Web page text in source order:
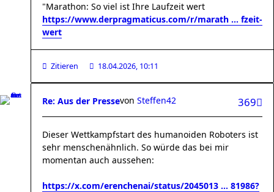
"Marathon: So viel ist Ihre Laufzeit wert
https://www.derpragmaticus.com/r/marath ... fzeit-
wert
Zitieren 18.04.2026, 10:11
Re: Aus der Presse 369
von Steffen42
Dieser Wettkampfstart des humanoiden Roboters ist
sehr menschenähnlich. So würde das bei mir
momentan auch aussehen:
https://x.com/erenchenai/status/2045013 ... 81986?